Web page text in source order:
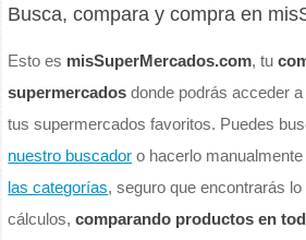
Busca, compara y compra en
Esto es misSuperMercados.com, tu
supermercados donde podrás acceder
tus supermercados favoritos. Puedes
nuestro buscador o hacerlo
las categorías, seguro que encontrarás
cálculos,comparando productos en